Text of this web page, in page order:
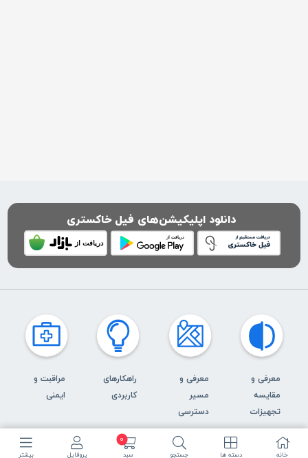
خانه دسته ها جستجو
0
سبد پروفایل بیشتر
دانلود اپلیکیشن‌های فیل خاکستری
معرفی و
مقایسه
تجهیزات
معرفی و
مسیر
دسترسی
راهکارهای
کاربردی
مراقبت و
ایمنی